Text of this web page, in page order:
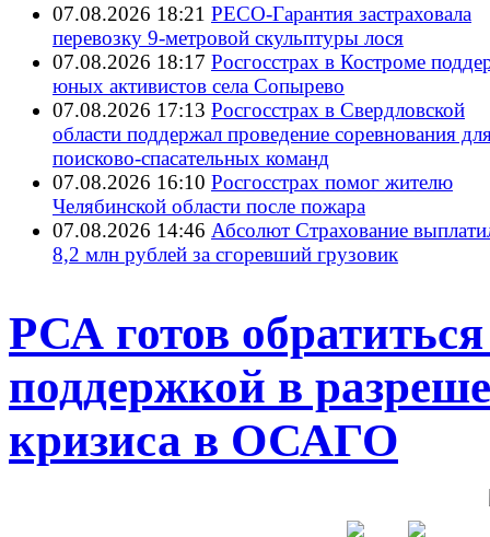
07.08.2026 18:21 РЕСО-Гарантия застраховала
перевозку 9-метровой скульптуры лося
07.08.2026 18:17 Росгосстрах в Костроме
юных активистов села Сопырево
07.08.2026 17:13 Росгосстрах в Свердловской
области поддержал проведение соревнования
поисково‑спасательных команд
07.08.2026 16:10 Росгосстрах помог жителю
Челябинской области после пожара
07.08.2026 14:46 Абсолют Страхование
8,2 млн рублей за сгоревший грузовик
РСА готов
поддержкой в
кризиса в ОСАГО